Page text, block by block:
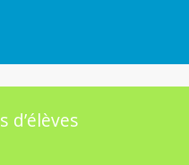
d’élèves